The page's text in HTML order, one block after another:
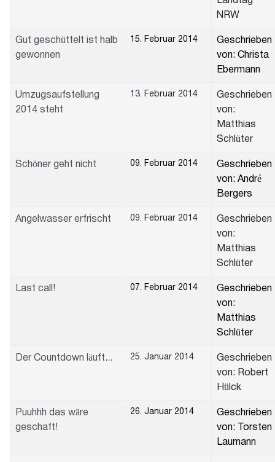
NRW
Gut geschüttelt ist halb
gewonnen
15. Februar 2014
Geschrieben
von: Christa
Ebermann
Umzugsaufstellung
2014 steht
13. Februar 2014
Geschrieben
von:
Matthias
Schlüter
Schöner geht nicht 09. Februar 2014
Geschrieben
von: André
Bergers
Angelwasser erfrischt 09. Februar 2014
Geschrieben
von:
Matthias
Schlüter
Last call! 07. Februar 2014
Geschrieben
von:
Matthias
Schlüter
Der Countdown läuft... 25. Januar 2014
Geschrieben
von: Robert
Hülck
Puuhhh das wäre
geschaft!
26. Januar 2014
Geschrieben
von: Torsten
Laumann